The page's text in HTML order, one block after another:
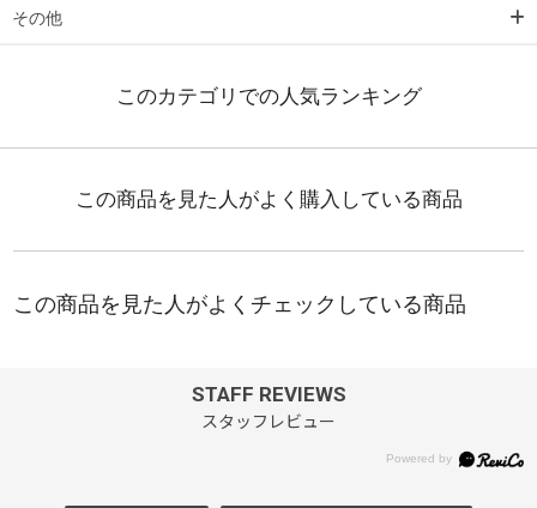
その他
STAFF REVIEWS
スタッフレビュー